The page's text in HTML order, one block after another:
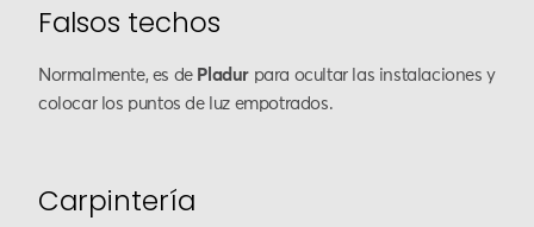
Falsos techos
Normalmente, es de Pladur para ocultar las instalaciones y
colocar los puntos de luz empotrados.
Carpintería